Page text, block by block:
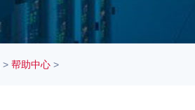
> 帮助中心 >